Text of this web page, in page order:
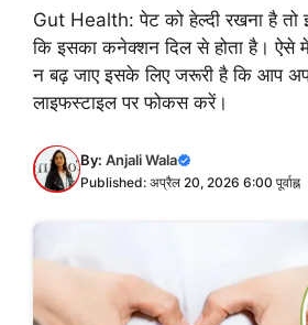
Gut Health: पेट को हेल्दी रखना है तो
कि इसका कनेक्शन दिल से होता है। ऐसे
न बढ़ जाए इसके लिए जरूरी है कि आप
लाइफस्टाइल पर फोकस करें।
By: Anjali Wala
Published: अप्रैल 20, 2026 6:00 पूर्वाह्न